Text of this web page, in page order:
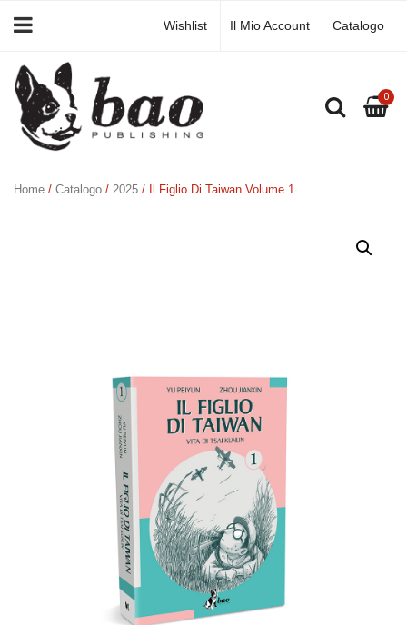
Wishlist Il Mio Account Catalogo
0
Home / Catalogo / 2025 / Il Figlio Di Taiwan Volume 1